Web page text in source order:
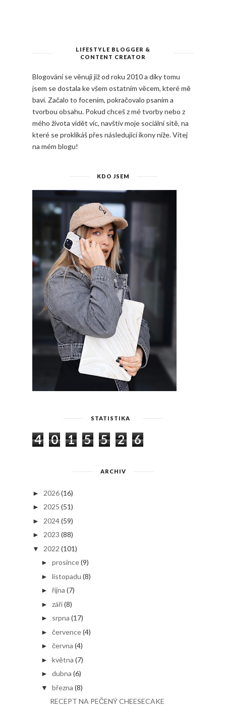
LIFESTYLE BLOGGER &
CONTENT CREATOR
Blogování se věnuji již od roku 2010 a díky tomu
jsem se dostala ke všem ostatním věcem, které mě
baví. Začalo to focením, pokračovalo psaním a
tvorbou obsahu. Pokud chceš z mé tvorby nebo z
mého života vidět víc, navštiv moje sociální sítě, na
které se proklikáš přes následující ikony níže. Vítej
na mém blogu!
KDO JSEM
STATISTIKA
4 0 1 5 5 2 6
ARCHIV
► 2026(16)
► 2025 (51)
► 2024(59)
► 2023 (88)
▼ 2022 (101)
► prosince(9)
► listopadu (8)
► října (7)
► září(8)
► srpna (17)
► července(4)
► června (4)
► května (7)
► dubna (6)
▼ března (8)
RECEPT NA PEČENÝ CHEESECAKE